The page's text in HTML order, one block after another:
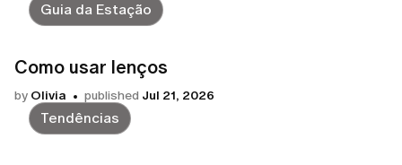
Guia da Estação
Como usar lenços
by Olivia published Jul 21, 2026
Tendências